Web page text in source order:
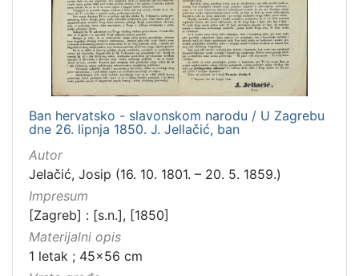
Grafička građa
Ban hervatsko - slavonskom narodu / U Zagrebu
dne 26. lipnja 1850. J. Jellačić, ban
Autor
Jelačić, Josip (16. 10. 1801. – 20. 5. 1859.)
Impresum
[Zagreb] : [s.n.], [1850]
Materijalni opis
1 letak ; 45x56 cm